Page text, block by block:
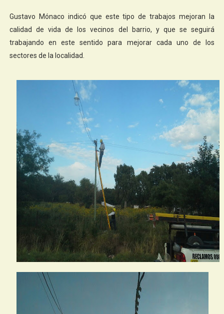
Gustavo Mónaco indicó que este tipo de trabajos mejoran la
calidad de vida de los vecinos del barrio, y que se seguirá
trabajando en este sentido para mejorar cada uno de los
sectores de la localidad.